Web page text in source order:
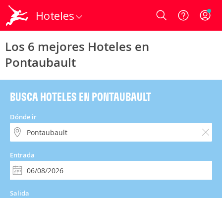
Hoteles Login
Los 6 mejores Hoteles en
Pontaubault
BUSCA HOTELES EN PONTAUBAULT
Dónde ir
Entrada
Salida